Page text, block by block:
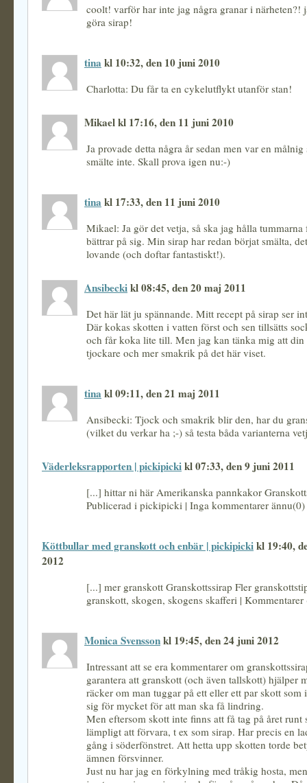
coolt! varför har inte jag några granar i närheten?!
göra sirap!
tina kl 10:32, den 10 juni 2010
Charlotta: Du får ta en cykelutflykt utanför stan!
Mikael kl 17:16, den 11 juni 2010
Ja provade detta några år sedan men var en målnig
smälte inte. Skall prova igen nu:-)
tina kl 17:33, den 11 juni 2010
Mikael: Ja gör det vetja, så ska jag hålla
bättrar på sig. Min sirap har redan börjat smälta,
lovande (och doftar fantastiskt!).
Ansibeckikl 08:45, den 20 maj 2011
Det här lät ju spännande. Mitt recept på sirap ser
Där kokas skotten i vatten först och sen tillsätts
och får koka lite till. Men jag kan tänka mig att
tjockare och mer smakrik på det här viset.
tina kl 09:11, den 21 maj 2011
Ansibecki: Tjock och smakrik blir den, har du
(vilket du verkar ha ;-) så testa båda varianterna
Väderleksrapporten | pickipickikl 07:33, den 9 juni 2011
[...] hittar ni här Amerikanska pannkakor
Publicerad i pickipicki | Inga kommentarer
Köttbullar med granskott och enbär | pickipickikl 19:40,
2012
[...] mer granskott Granskottssirap Fler
granskott, skogen, skogens skafferi |
Monica Svenssonkl 19:45, den 24 juni 2012
Intressant att se era kommentarer om
garantera att granskott (och även tallskott) hjälper
räcker om man tuggar på ett eller ett par skott som
sig för mycket för att man ska få lindring.
Men eftersom skott inte finns att få tag på året runt
lämpligt att förvara, t ex som sirap. Har precis en
gång i söderfönstret. Att hetta upp skotten torde
ämnen försvinner.
Just nu har jag en förkylning med tråkig hosta,